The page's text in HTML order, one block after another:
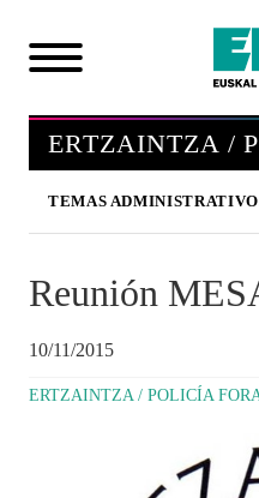
ERTZAINTZA /
TEMAS
Reunión
10/11/2015
ERTZAINTZA / POLICÍA